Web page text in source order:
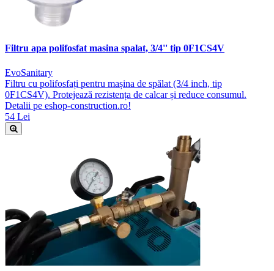
Filtru apa polifosfat masina spalat, 3/4'' tip 0F1CS4V
EvoSanitary
Filtru cu polifosfați pentru mașina de spălat (3/4 inch, tip
0F1CS4V). Protejează rezistența de calcar și reduce consumul.
Detalii pe eshop-construction.ro!
54 Lei